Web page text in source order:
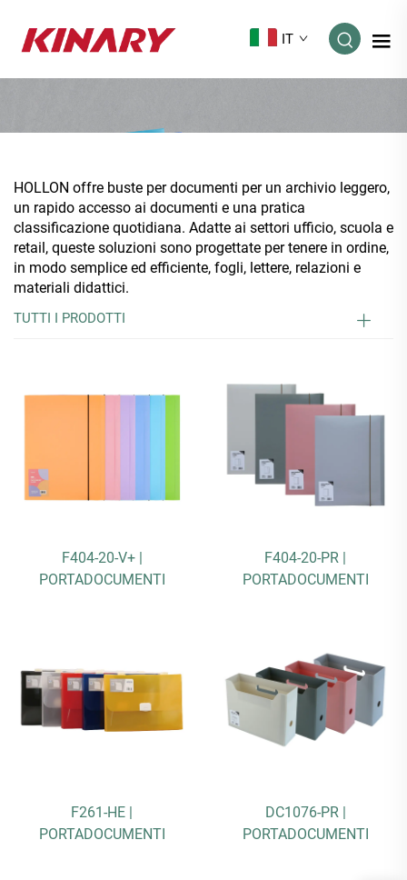
IT
HOLLON offre buste per documenti per un archivio leggero,
un rapido accesso ai documenti e una pratica
classificazione quotidiana. Adatte ai settori ufficio, scuola e
retail, queste soluzioni sono progettate per tenere in ordine,
in modo semplice ed efficiente, fogli, lettere, relazioni e
materiali didattici.
TUTTI I PRODOTTI
F404-20-V+ |
PORTADOCUMENTI
F404-20-PR |
PORTADOCUMENTI
F261-HE |
PORTADOCUMENTI
DC1076-PR |
PORTADOCUMENTI